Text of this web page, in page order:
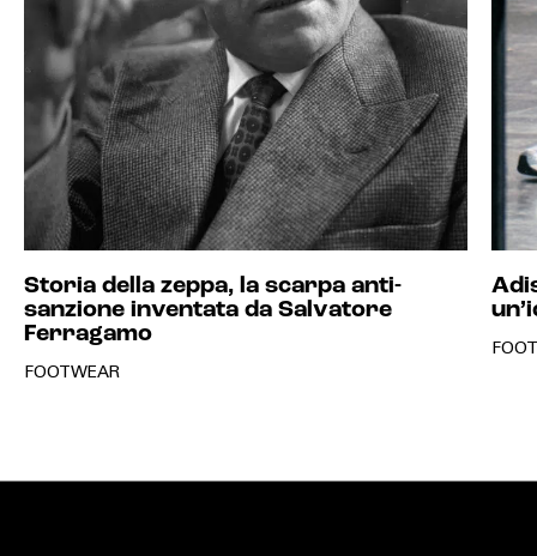
Storia della zeppa, la scarpa anti-
sanzione inventata da Salvatore
Ferragamo
FOOTWEAR